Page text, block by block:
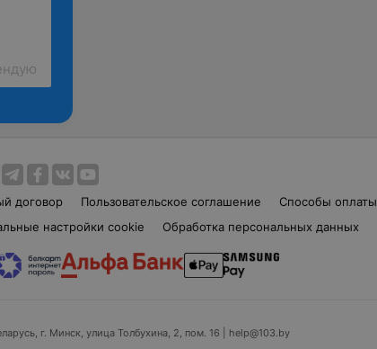
договор Пользовательское соглашение Способы оплаты
настройки cookie Обработка персональных данных
г. Минск, улица Толбухина, 2, пом. 16 | help@103.by